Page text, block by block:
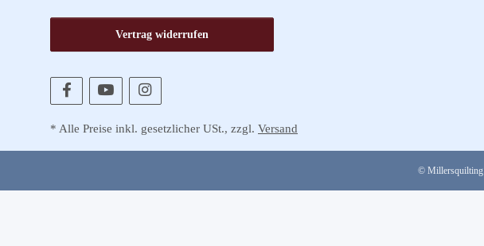
Vertrag widerrufen
* Alle Preise inkl. gesetzlicher USt., zzgl. Versand
© Millersquilting